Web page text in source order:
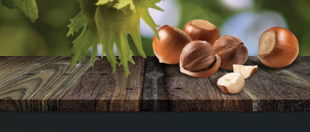
LA FINCA